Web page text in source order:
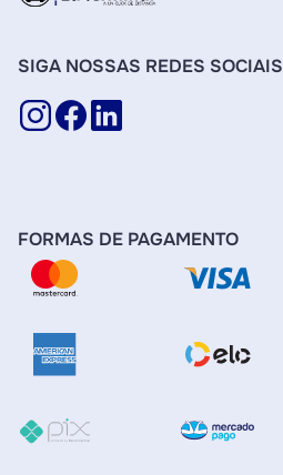
SIGA NOSSAS REDES SOCIAIS
FORMAS DE PAGAMENTO